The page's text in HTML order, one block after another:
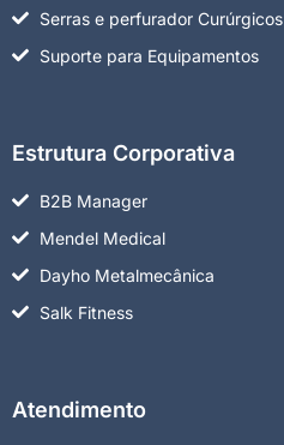
Serras e perfurador Curúrgicos
Suporte para Equipamentos
Estrutura Corporativa
B2B Manager
Mendel Medical
Dayho Metalmecânica
Salk Fitness
Atendimento